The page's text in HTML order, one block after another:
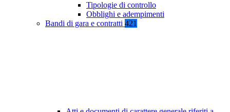
Tipologie di controllo
Obblighi e adempimenti
Bandi di gara e contratti 421